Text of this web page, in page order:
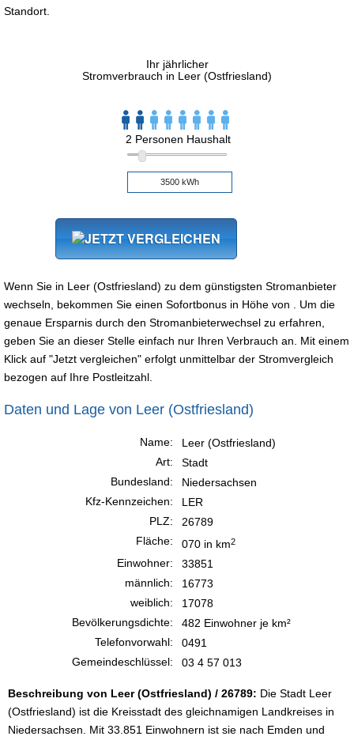
Standort.
Ihr jährlicher
Stromverbrauch in Leer (Ostfriesland)
2 Personen Haushalt
Wenn Sie in Leer (Ostfriesland) zu dem günstigsten Stromanbieter
wechseln, bekommen Sie einen Sofortbonus in Höhe von . Um die
genaue Ersparnis durch den Stromanbieterwechsel zu erfahren,
geben Sie an dieser Stelle einfach nur Ihren Verbrauch an. Mit einem
Klick auf "Jetzt vergleichen" erfolgt unmittelbar der Stromvergleich
bezogen auf Ihre Postleitzahl.
Daten und Lage von Leer (Ostfriesland)
Name:
Leer (Ostfriesland)
Art:
Stadt
Bundesland:
Niedersachsen
Kfz-Kennzeichen:
LER
PLZ:
26789
Fläche:
070 in km2
Einwohner:
33851
männlich:
16773
weiblich:
17078
Bevölkerungsdichte:
482 Einwohner je km²
Telefonvorwahl:
0491
Gemeindeschlüssel:
03 4 57 013
Beschreibung von Leer (Ostfriesland) / 26789: Die Stadt Leer
(Ostfriesland) ist die Kreisstadt des gleichnamigen Landkreises in
Niedersachsen. Mit 33.851 Einwohnern ist sie nach Emden und